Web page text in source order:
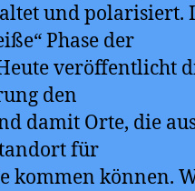
und polarisiert.
Phase der
veröffentlicht
den
damit Orte, die
für
kommen können.